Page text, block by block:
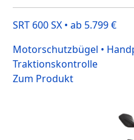
SRT 600 SX • ab 5.799 €
Motorschutzbügel •
Traktionskontrolle
Zum Produkt